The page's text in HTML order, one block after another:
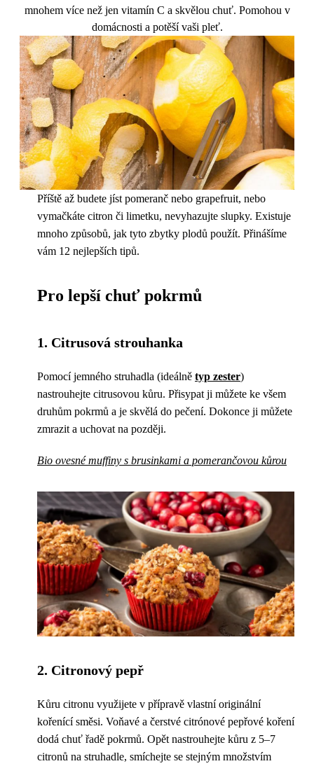
mnohem více než jen vitamín C a skvělou chuť. Pomohou v
domácnosti a potěší vaši pleť.
Příště až budete jíst pomeranč nebo grapefruit, nebo
vymačkáte citron či limetku, nevyhazujte slupky. Existuje
mnoho způsobů, jak tyto zbytky plodů použít. Přinášíme
vám 12 nejlepších tipů.
Pro lepší chuť pokrmů
1. Citrusová strouhanka
Pomocí jemného struhadla (ideálně typ zester)
nastrouhejte citrusovou kůru. Přisypat ji můžete ke všem
druhům pokrmů a je skvělá do pečení. Dokonce ji můžete
zmrazit a uchovat na později.
Bio ovesné muffiny s brusinkami a pomerančovou kůrou
2. Citronový pepř
Kůru citronu využijete v přípravě vlastní originální
kořenící směsi. Voňavé a čerstvé citrónové pepřové koření
dodá chuť řadě pokrmů. Opět nastrouhejte kůru z 5–7
citronů na struhadle, smíchejte se stejným množstvím